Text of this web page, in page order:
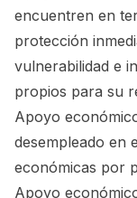
encuentren en
protección
vulnerabilidad e
propios para su
Apoyo
desempleado en
económicas por
Apoyo